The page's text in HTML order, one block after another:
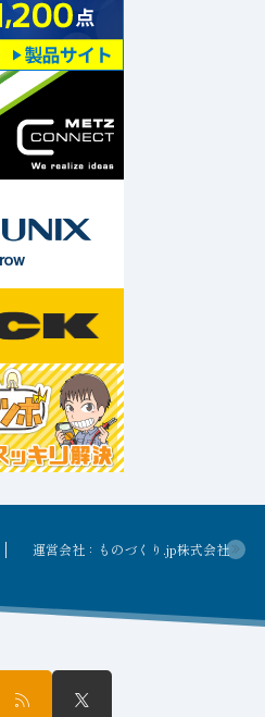
運営会社：ものづくり.jp株式会社